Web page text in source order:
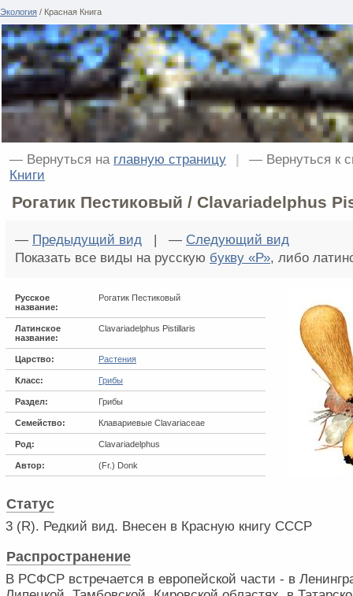
Экология / Красная Книга
— Вернуться на главную страницу |
— Вернуться к
Книги
Рогатик Пестиковый / Clavariadelphus
— Предыдущий вид | — Следующий вид
Показать все виды на русскую букву «Р», либо
Русское
название:
Рогатик Пестиковый
Латинское
название:
Clavariadelphus Pistillaris
Царство: Растения
Класс: Грибы
Раздел: Грибы
Семейство: Клавариевые Clavariaceae
Род: Clavariadelphus
Автор: (Fr.) Donk
Статус
3 (R). Редкий вид. Внесен в Красную книгу СССР
Распространение
В РСФСР встречается в европейской части - в